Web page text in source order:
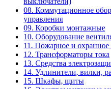
08. Коммутационное
управления
09. Коробки монтажные
10. Оборудование
11. Пожарное и охранное
12. Трансформаторы тока
13. Средства
14. Удлинители, вилки,
15. Шкафы, щиты